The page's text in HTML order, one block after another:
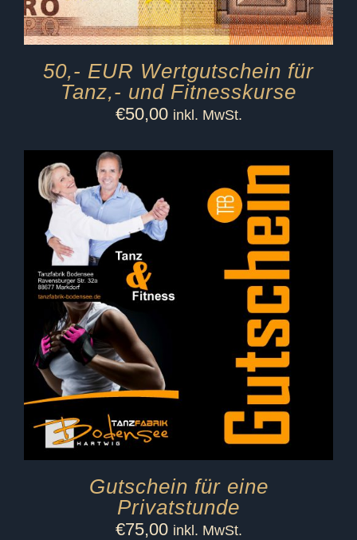
50,- EUR Wertgutschein für
Tanz,- und Fitnesskurse
€50,00 inkl. MwSt.
Gutschein für eine
Privatstunde
€75,00 inkl. MwSt.